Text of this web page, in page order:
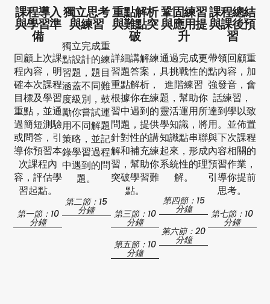
課程導入
與學習準
備
回顧上次課
程內容，明
確本次課程
目標及學習
重點，並通
過簡短測驗
或問答，引
導你預習本
次課程內
容，評估學
習起點。
第一節：10
分鐘
獨立思考
與練習
獨立完成重
點設計的練
習題，題目
涵蓋不同難
度級別，鼓
勵你嘗試運
用不同解題
策略，並記
錄學習過程
中遇到的問
題。
第二節：15
分鐘
重點解析
與難點突
破
詳細講解練
習題答案，
重點解析，
根據你在練
習中遇到的
問題，提供
針對性的講
解和補充練
習，幫助你
突破學習難
點。
第三節：10
分鐘
第五節：10
分鐘
鞏固練習
與應用提
升
通過完成更
具挑戰性的
進階練習
題，幫助你
靈活運用所
學知識，將
知識點串聯
起來，形成
系統性的理
解。
第四節：15
分鐘
第六節：20
分鐘
課程總結
與課後預
習
帶領回顧重
點內容，加
強發音，會
話練習，
達到學以致
用。並佈置
與下次課程
內容相關的
預習作業，
引導你提前
思考。
第七節：10
分鐘